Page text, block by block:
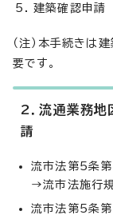
建築確認申請
（注）本手続きは
要です。
2．流通業務地
請
流市法第5条
→流市法施行
流市法第5条第